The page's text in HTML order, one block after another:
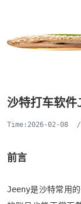
沙特打车软
Time:2026-02-08 /
前言
Jeeny是沙特常用